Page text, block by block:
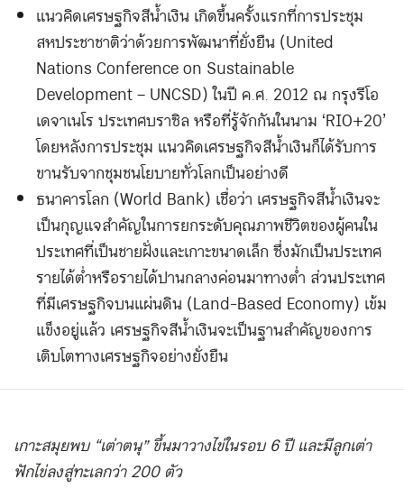
แนวคิดเศรษฐกิจสีน้ำเงิน เกิดขึ้นครั้งแรกที่การประชุม
สหประชาชาติว่าด้วยการพัฒนาที่ยั่งยืน (United
Nations Conference on Sustainable
Development – UNCSD) ในปี ค.ศ. 2012 ณ กรุงรีโอ
เดจาเนโร ประเทศบราซิล หรือที่รู้จักกันในนาม ‘RIO+20’
โดยหลังการประชุม แนวคิดเศรษฐกิจสีน้ำเงินก็ได้รับการ
ขานรับจากชุมชนโยบายทั่วโลกเป็นอย่างดี
ธนาคารโลก (World Bank) เชื่อว่า เศรษฐกิจสีน้ำเงินจะ
เป็นกุญแจสำคัญในการยกระดับคุณภาพชีวิตของผู้คนใน
ประเทศที่เป็นชายฝั่งและเกาะขนาดเล็ก ซึ่งมักเป็นประเทศ
รายได้ต่ำหรือรายได้ปานกลางค่อนมาทางต่ำ ส่วนประเทศ
ที่มีเศรษฐกิจบนแผ่นดิน (Land-Based Economy) เข้ม
แข็งอยู่แล้ว เศรษฐกิจสีน้ำเงินจะเป็นฐานสำคัญของการ
เติบโตทางเศรษฐกิจอย่างยั่งยืน
เกาะสมุยพบ “เต่าตนุ” ขึ้นมาวางไข่ในรอบ 6 ปี และมีลูกเต่า
ฟักไข่ลงสู่ทะเลกว่า 200 ตัว